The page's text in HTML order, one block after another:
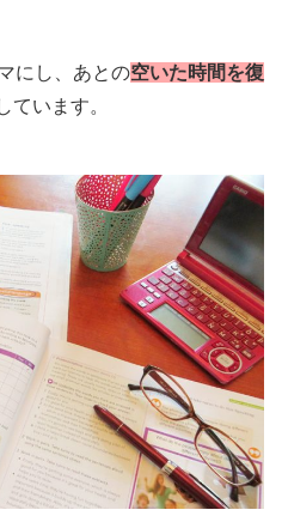
にし、あとの空いた時間を復
ています。